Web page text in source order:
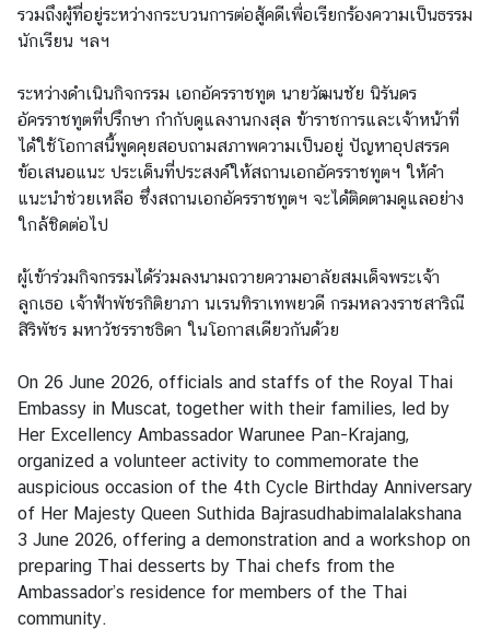
ข่
ว
|
N
e
w
s
บ
ริ
า
ร
|
S
e
r
v
i
c
e
รวมถึงผู้ที่อยู่ระหว่างกระบวนการต่อสู้คดีเพื่อเรียกร้องความเป็นธรรม
นักเรียน ฯลฯ
ระหว่างดำเนินกิจกรรม เอกอัครราชทูต นายวัฒนชัย นิรันดร
อัครราชทูตที่ปรึกษา กำกับดูแลงานกงสุล ข้าราชการและเจ้าหน้าที่
ได้ใช้โอกาสนี้พูดคุยสอบถามสภาพความเป็นอยู่ ปัญหาอุปสรรค
ข้อเสนอแนะ ประเด็นที่ประสงค์ให้สถานเอกอัครราชทูตฯ ให้คำ
แนะนำช่วยเหลือ ซึ่งสถานเอกอัครราชทูตฯ จะได้ติดตามดูแลอย่าง
ใกล้ชิดต่อไป
ผู้เข้าร่วมกิจกรรมได้ร่วมลงนามถวายความอาลัยสมเด็จพระเจ้า
ลูกเธอ เจ้าฟ้าพัชรกิติยาภา นเรนทิราเทพยวดี กรมหลวงราชสาริณี
สิริพัชร มหาวัชรราชธิดา ในโอกาสเดียวกันด้วย
On 26 June 2026, officials and staffs of the Royal Thai
Embassy in Muscat, together with their families, led by
Her Excellency Ambassador Warunee Pan-Krajang,
organized a volunteer activity to commemorate the
auspicious occasion of the 4th Cycle Birthday Anniversary
of Her Majesty Queen Suthida Bajrasudhabimalalakshana
3 June 2026, offering a demonstration and a workshop on
preparing Thai desserts by Thai chefs from the
Ambassador’s residence for members of the Thai
community.